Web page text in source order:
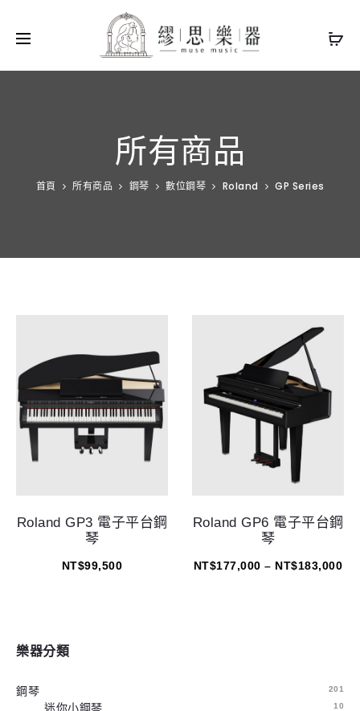
所有商品
首頁 所有商品 鋼琴 數位鋼琴 Roland GP Series
Roland GP3 電子平台鋼
琴
NT$99,500
Roland GP6 電子平台鋼
琴
NT$177,000 – NT$183,000
樂器分類
鋼琴 201
迷你小鋼琴 10